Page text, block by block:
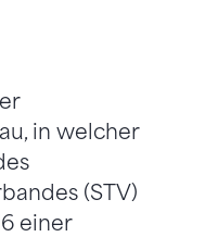
in welcher
(STV)
einer